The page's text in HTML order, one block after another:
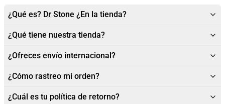
¿Qué es? Dr Stone ¿En la tienda?
¿Qué tiene nuestra tienda?
¿Ofreces envío internacional?
¿Cómo rastreo mi orden?
¿Cuál es tu política de retorno?